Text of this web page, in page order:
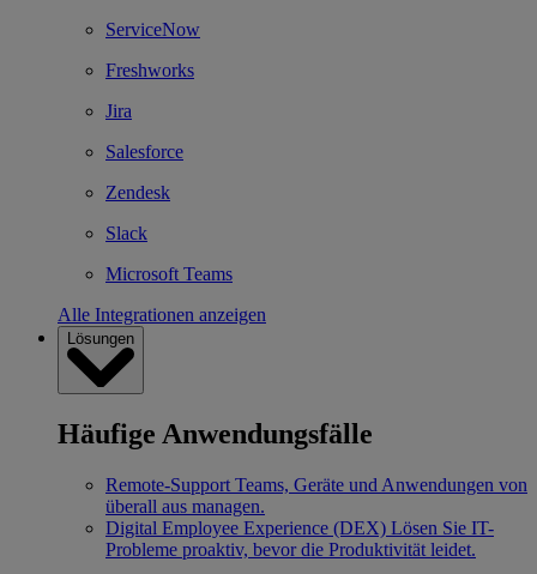
ServiceNow
Freshworks
Jira
Salesforce
Zendesk
Slack
Microsoft Teams
Alle Integrationen anzeigen
Lösungen
Häufige Anwendungsfälle
Remote-Support Teams, Geräte und Anwendungen von
überall aus managen.
Digital Employee Experience (DEX) Lösen Sie IT-
Probleme proaktiv, bevor die Produktivität leidet.